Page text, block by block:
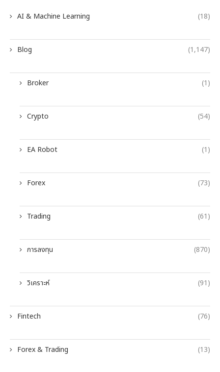
AI & Machine Learning (18)
Blog (1,147)
Broker (1)
Crypto (54)
EA Robot (1)
Forex (73)
Trading (61)
การลงทุน (870)
วิเคราะห์ (91)
Fintech (76)
Forex & Trading (13)